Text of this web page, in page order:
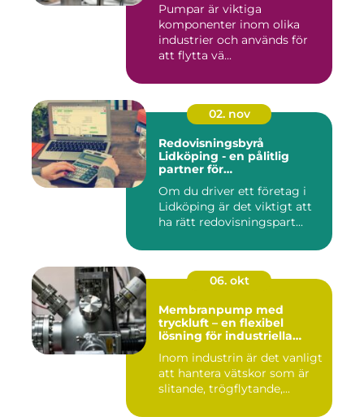
Pumpar är viktiga
komponenter inom olika
industrier och används för
att flytta vä...
02. nov
Redovisningsbyrå
Lidköping - en pålitlig
partner för
Lidköping
Om du driver ett företag i
Lidköping är det viktigt att
ha rätt redovisningspart...
06. okt
Membranpump med
tryckluft – en flexibel
lösning för industriella
Inom industrin är det vanligt
att hantera vätskor som är
slitande, trögflytande,...